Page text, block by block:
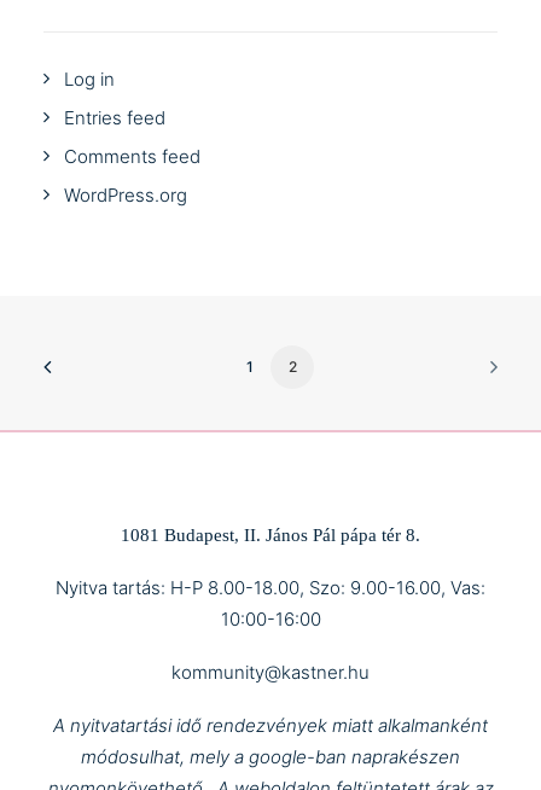
Log in
Entries feed
Comments feed
WordPress.org
1 2
1081 Budapest, II. János Pál pápa tér 8.
Nyitva tartás: H-P 8.00-18.00, Szo: 9.00-16.00, Vas:
10:00-16:00
kommunity@kastner.hu
A nyitvatartási idő rendezvények miatt alkalmanként
módosulhat, mely a google-ban naprakészen